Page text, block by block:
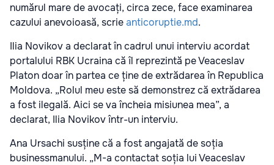
numărul mare de avocați, circa zece, face examinarea
cazului anevoioasă, scrieanticoruptie.md.
Ilia Novikov a declarat în cadrul unui interviu acordat
portalului RBK Ucraina că îl reprezintă pe Veaceslav
Platon doar în partea ce ține de extrădarea în Republica
Moldova. „Rolul meu este să demonstrez că extrădarea
a fost ilegală. Aici se va încheia misiunea mea”, a
declarat, Ilia Novikov într-un interviu.
Ana Ursachi susține că a fost angajată de soția
businessmanului. „M-a contactat soția lui Veaceslav